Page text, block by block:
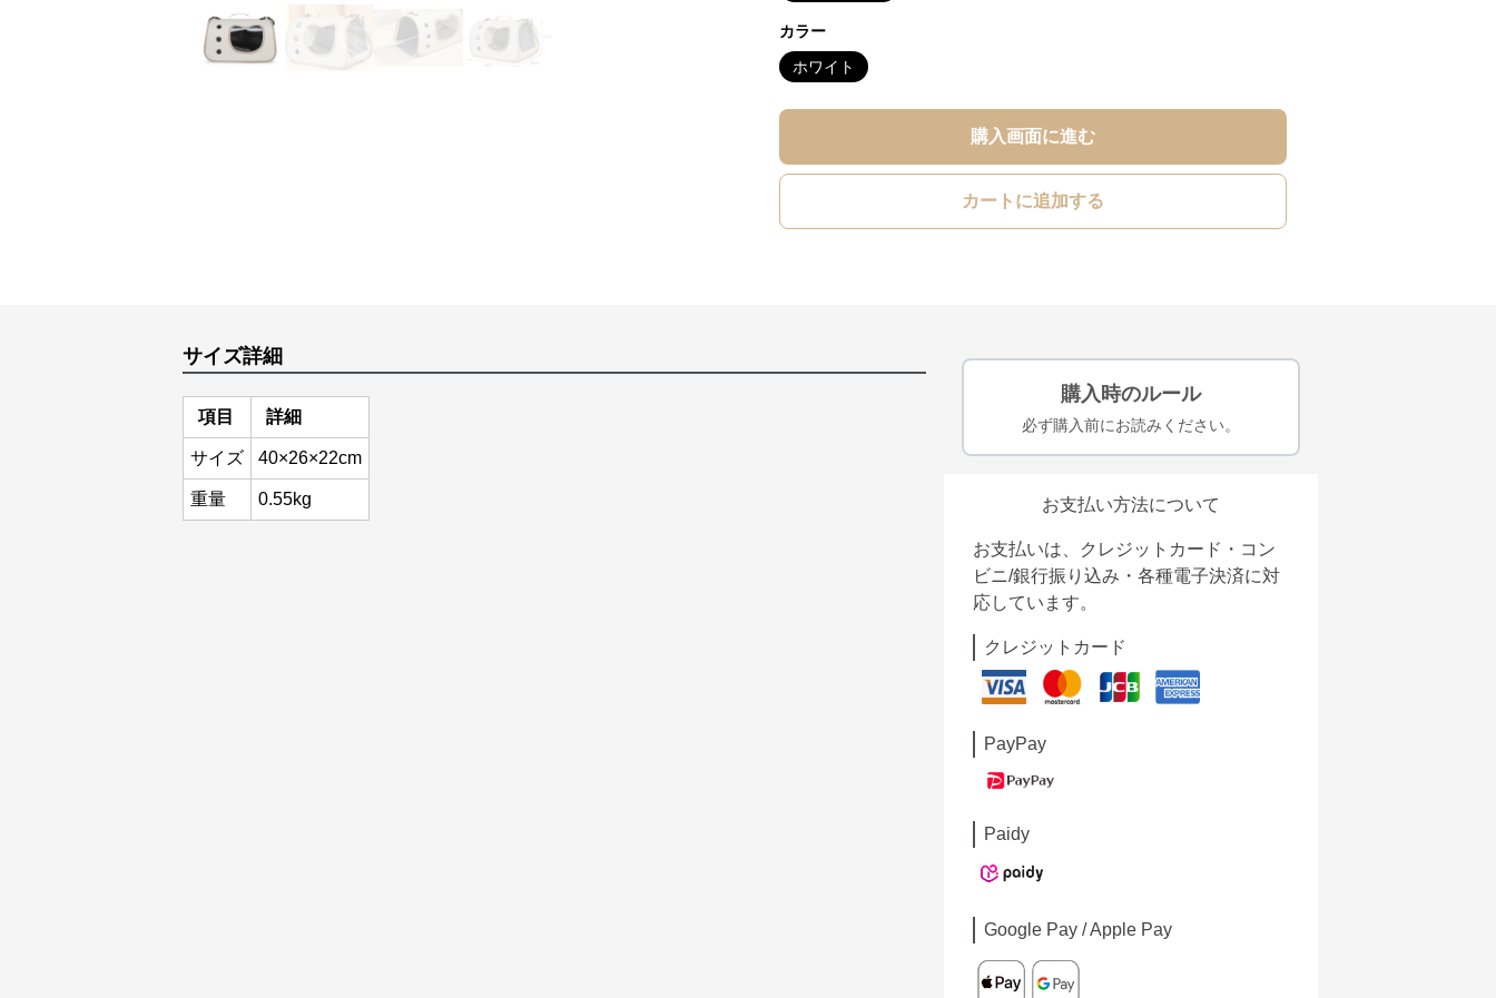
カラー
ホワイト
購入画面に進む
カートに追加する
サイズ詳細
項目 詳細
サイズ 40×26×22cm
重量 0.55kg
購入時のルール
必ず購入前にお読みください。
お支払い方法について
お支払いは、クレジットカード・コン
ビニ/銀行振り込み・各種電子決済に対
応しています。
クレジットカード
PayPay
Paidy
Google Pay / Apple Pay